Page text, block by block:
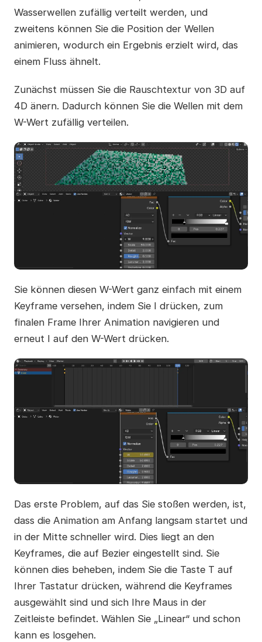
Wasserwellen zufällig verteilt werden, und
zweitens können Sie die Position der Wellen
animieren, wodurch ein Ergebnis erzielt wird, das
einem Fluss ähnelt.
Zunächst müssen Sie die Rauschtextur von 3D auf
4D änern. Dadurch können Sie die Wellen mit dem
W-Wert zufällig verteilen.
Sie können diesen W-Wert ganz einfach mit einem
Keyframe versehen, indem Sie I drücken, zum
finalen Frame Ihrer Animation navigieren und
erneut I auf den W-Wert drücken.
Das erste Problem, auf das Sie stoßen werden, ist,
dass die Animation am Anfang langsam startet und
in der Mitte schneller wird. Dies liegt an den
Keyframes, die auf Bezier eingestellt sind. Sie
können dies beheben, indem Sie die Taste T auf
Ihrer Tastatur drücken, während die Keyframes
ausgewählt sind und sich Ihre Maus in der
Zeitleiste befindet. Wählen Sie „Linear“ und schon
kann es losgehen.